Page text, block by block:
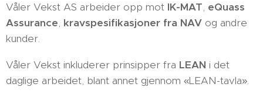
Våler Vekst AS arbeider opp mot IK-MAT, eQuass
Assurance, kravspesifikasjoner fra NAV og andre
kunder.
Våler Vekst inkluderer prinsipper fra LEAN i det
daglige arbeidet, blant annet gjennom «LEAN-tavla».